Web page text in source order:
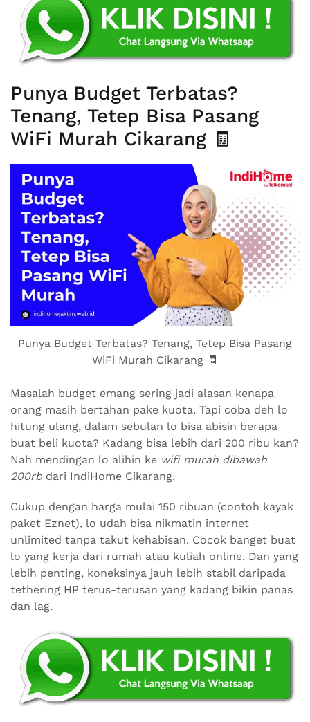
Punya Budget Terbatas?
Tenang, Tetep Bisa Pasang
WiFi Murah Cikarang 🧾
Punya Budget Terbatas? Tenang, Tetep Bisa Pasang
WiFi Murah Cikarang 🧾
Masalah budget emang sering jadi alasan kenapa
orang masih bertahan pake kuota. Tapi coba deh lo
hitung ulang, dalam sebulan lo bisa abisin berapa
buat beli kuota? Kadang bisa lebih dari 200 ribu kan?
Nah mendingan lo alihin ke wifi murah dibawah
200rbdari IndiHome Cikarang.
Cukup dengan harga mulai 150 ribuan (contoh kayak
paket Eznet), lo udah bisa nikmatin internet
unlimited tanpa takut kehabisan. Cocok banget buat
lo yang kerja dari rumah atau kuliah online. Dan yang
lebih penting, koneksinya jauh lebih stabil daripada
tethering HP terus-terusan yang kadang bikin panas
dan lag.